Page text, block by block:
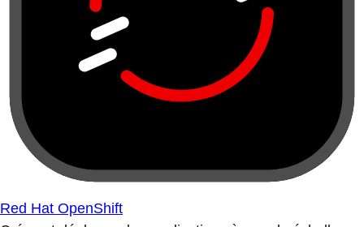
Red Hat OpenShift